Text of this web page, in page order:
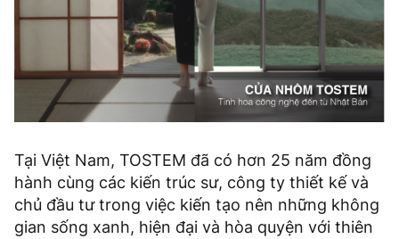
Tại Việt Nam, TOSTEM đã có hơn 25 năm đồng
hành cùng các kiến trúc sư, công ty thiết kế và
chủ đầu tư trong việc kiến tạo nên những không
gian sống xanh, hiện đại và hòa quyện với thiên